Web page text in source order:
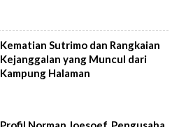
Kematian Sutrimo dan Rangkaian
Kejanggalan yang Muncul dari
Kampung Halaman